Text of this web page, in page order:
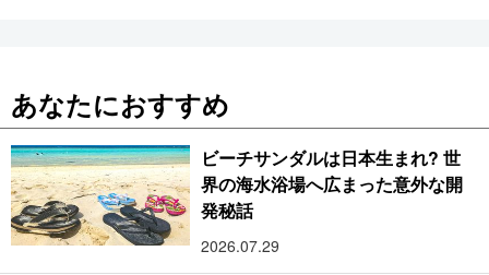
あなたにおすすめ
ビーチサンダルは日本生まれ? 世
界の海水浴場へ広まった意外な開
発秘話
2026.07.29